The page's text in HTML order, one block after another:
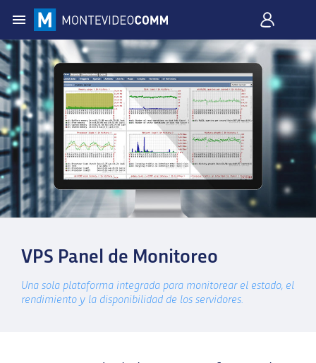
VPS Panel de Monitoreo
Una sola plataforma integrada para monitorear el estado, el
rendimiento y la disponibilidad de los servidores.